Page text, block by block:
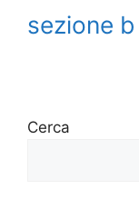
sezione b
Cerca